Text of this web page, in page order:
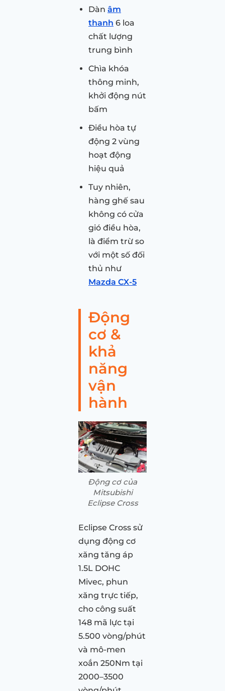
Dàn âm
thanh 6 loa
chất lượng
trung bình
Chìa khóa
thông minh,
khởi động nút
bấm
Điều hòa tự
động 2 vùng
hoạt động
hiệu quả
Tuy nhiên,
hàng ghế sau
không có cửa
gió điều hòa,
là điểm trừ so
với một số đối
thủ như
Mazda CX-5
Động
cơ &
khả
năng
vận
hành
Động cơ của
Mitsubishi
Eclipse Cross
Eclipse Cross sử
dụng động cơ
xăng tăng áp
1.5L DOHC
Mivec, phun
xăng trực tiếp,
cho công suất
148 mã lực tại
5.500 vòng/phút
và mô-men
xoắn 250Nm tại
2000–3500